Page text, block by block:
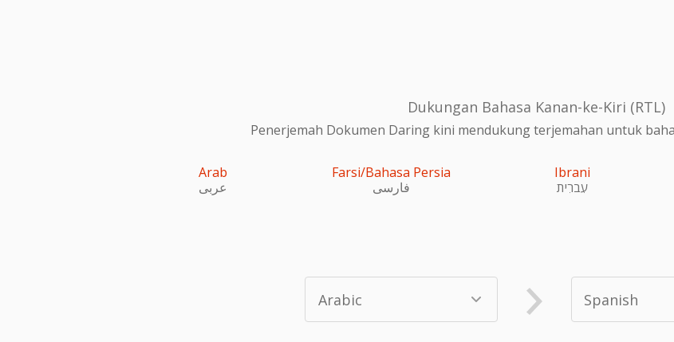
Dukungan Bahasa Kanan-ke-Kiri (RTL)
Penerjemah Dokumen Daring kini mendukung terjemahan untuk
Arab
عربى
Farsi/Bahasa Persia
فارسی
Ibrani
עִברִית